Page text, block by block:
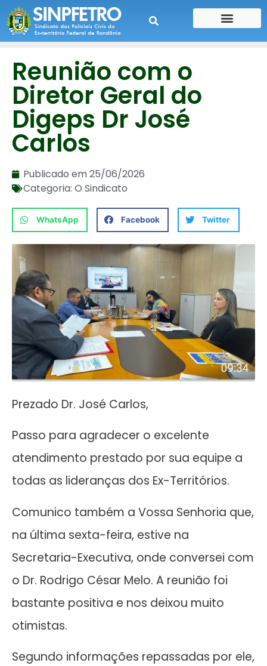
Reunião com o
Diretor Geral do
Digeps Dr José
Carlos
Publicado em25/06/2026
Categoria: O Sindicato
WhatsApp Facebook Twitter
Prezado Dr. José Carlos,
Passo para agradecer o excelente
atendimento prestado por sua equipe a
todas as lideranças dos Ex-Territórios.
Comunico também a Vossa Senhoria que,
na última sexta-feira, estive na
Secretaria-Executiva, onde conversei com
o Dr. Rodrigo César Melo. A reunião foi
bastante positiva e nos deixou muito
otimistas.
Segundo informações repassadas por ele,